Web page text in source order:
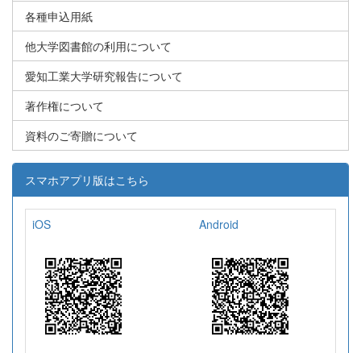
各種申込用紙
他大学図書館の利用について
愛知工業大学研究報告について
著作権について
資料のご寄贈について
スマホアプリ版はこちら
iOS Android